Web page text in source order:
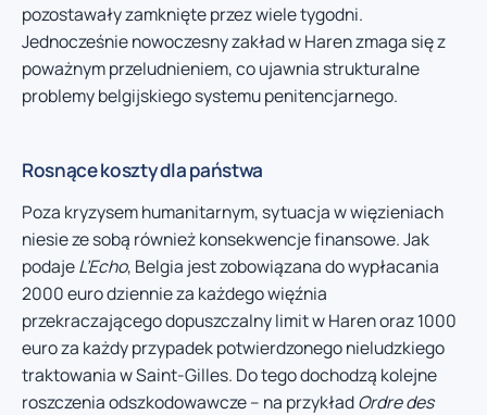
pozostawały zamknięte przez wiele tygodni.
Jednocześnie nowoczesny zakład w Haren zmaga się z
poważnym przeludnieniem, co ujawnia strukturalne
problemy belgijskiego systemu penitencjarnego.
Rosnące koszty dla państwa
Poza kryzysem humanitarnym, sytuacja w więzieniach
niesie ze sobą również konsekwencje finansowe. Jak
podajeL’Echo, Belgia jest zobowiązana do wypłacania
2000 euro dziennie za każdego więźnia
przekraczającego dopuszczalny limit w Haren oraz 1000
euro za każdy przypadek potwierdzonego nieludzkiego
traktowania w Saint-Gilles. Do tego dochodzą kolejne
roszczenia odszkodowawcze – na przykładOrdre des